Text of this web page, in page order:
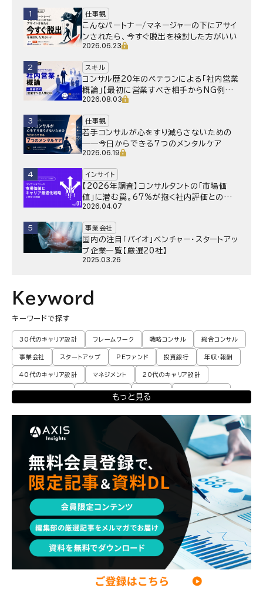
1 仕事観
こんなパートナー/マネージャーの下にアサイ
ンされたら、今すぐ脱出を検討した方がいい
2026.06.23
2 スキル
コンサル歴20年のベテランによる「社内営業
概論」【最初に営業すべき相手からNG例ま
で】
2026.08.03
3 仕事観
若手コンサルが心をすり減らさないための
──今日からできる7つのメンタルケア
2026.06.19
4 インサイト
【2026年調査】コンサルタントの「市場価
値」に潜む罠。67%が抱く社内評価との乖
離と、採用側が抱く“本音”の懸念とは
2026.04.07
5 事業会社
国内の注目「バイオ」ベンチャー・スタートアッ
プ企業一覧【厳選20社】
2025.03.26
Keyword
キーワードで探す
30代のキャリア設計 フレームワーク 戦略コンサル 総合コンサル
事業会社 スタートアップ PEファンド 投資銀行 年収・報酬
40代のキャリア設計 マネジメント 20代のキャリア設計
転職体験談・実例 プロモーション 業界動向 コンサル現場論
エンジニア 調査レポート 独立・フリーランス
パートナー
コンサル現場論 経営企画・事業企画 メンタルケア
パラレルキャリア ワークライフバランス 移住・二拠点生活 AI活用
DX・テクノロジー リスキリング・資格 M&A・ファイナンス
もっと見る